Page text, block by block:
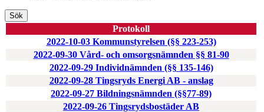
Sök
Protokoll
2022-10-03 Kommunstyrelsen (§§ 223-253)
2022-09-30 Vård- och omsorgsnämnden §§ 81-90
2022-09-29 Individnämnden (§§ 135-146)
2022-09-28 Tingsryds Energi AB - anslag
2022-09-27 Bildningsnämnden (§§77-89)
2022-09-26 Tingsrydsbostäder AB